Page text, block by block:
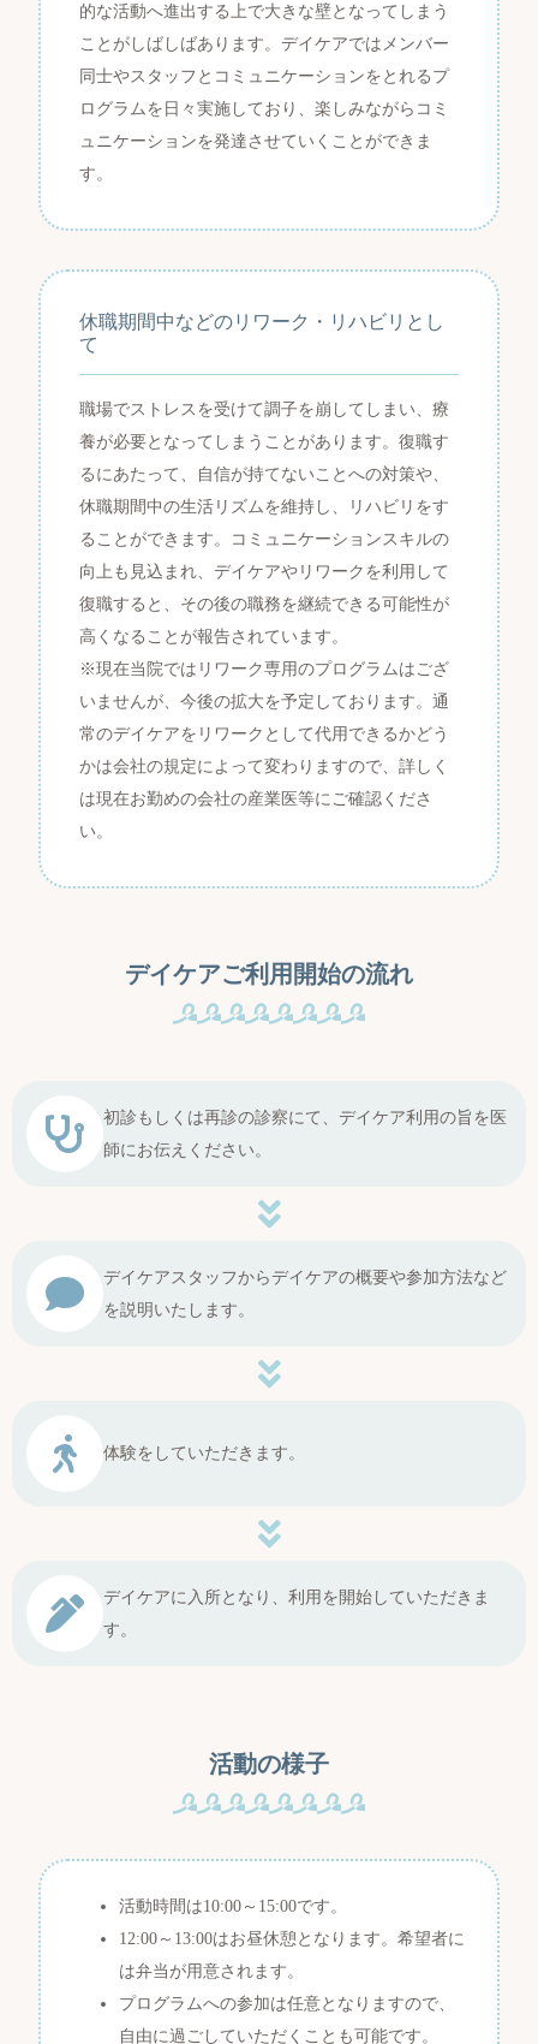
的な活動へ進出する上で大きな壁となってしまう
ことがしばしばあります。デイケアではメンバー
同士やスタッフとコミュニケーションをとれるプ
ログラムを日々実施しており、楽しみながらコミ
ュニケーションを発達させていくことができま
す。
休職期間中などのリワーク・リハビリとし
て
職場でストレスを受けて調子を崩してしまい、療
養が必要となってしまうことがあります。復職す
るにあたって、自信が持てないことへの対策や、
休職期間中の生活リズムを維持し、リハビリをす
ることができます。コミュニケーションスキルの
向上も見込まれ、デイケアやリワークを利用して
復職すると、その後の職務を継続できる可能性が
高くなることが報告されています。
※現在当院ではリワーク専用のプログラムはござ
いませんが、今後の拡大を予定しております。通
常のデイケアをリワークとして代用できるかどう
かは会社の規定によって変わりますので、詳しく
は現在お勤めの会社の産業医等にご確認くださ
い。
デイケアご利用開始の流れ
初診もしくは再診の診察にて、デイケア利用の旨を医
師にお伝えください。
デイケアスタッフからデイケアの概要や参加方法など
を説明いたします。
体験をしていただきます。
デイケアに入所となり、利用を開始していただきま
す。
活動の様子
活動時間は10:00～15:00です。
12:00～13:00はお昼休憩となります。希望者に
は弁当が用意されます。
プログラムへの参加は任意となりますので、
自由に過ごしていただくことも可能です。